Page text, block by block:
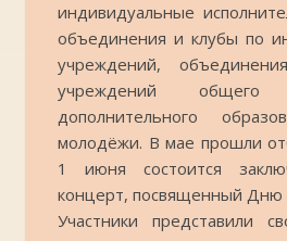
индивидуальные
объединения и клубы по
учреждений,
учреждений
дополнительного
молодёжи. В мае прошли
1 июня состоится
концерт, посвященный
Участники представили